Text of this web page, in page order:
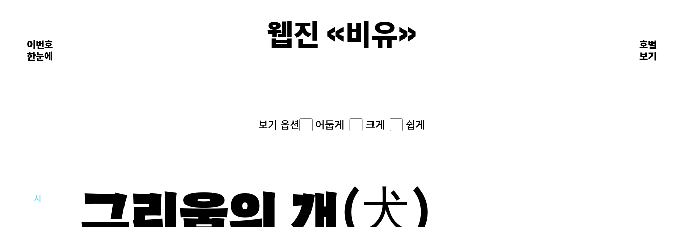
웹진 《비유》
이번호
한눈에
호별
보기
보기 옵션 어둡게 크게 쉽게
시 그리움의 개(犬)